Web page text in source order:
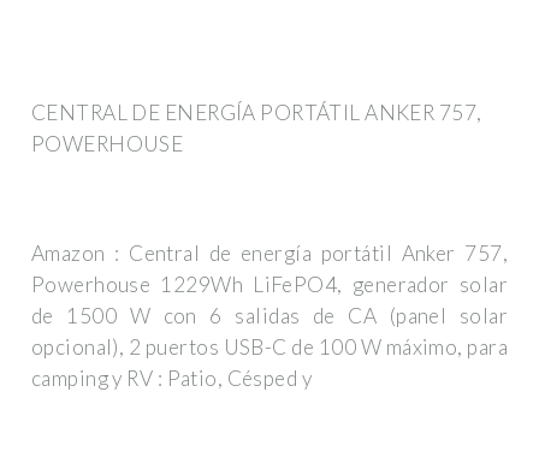
CENTRAL DE ENERGÍA PORTÁTIL ANKER 757,
POWERHOUSE
Amazon : Central de energía portátil Anker 757,
Powerhouse 1229Wh LiFePO4, generador solar
de 1500 W con 6 salidas de CA (panel solar
opcional), 2 puertos USB-C de 100 W máximo, para
camping y RV : Patio, Césped y